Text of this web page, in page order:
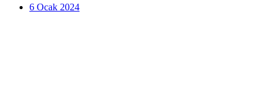
6 Ocak 2024